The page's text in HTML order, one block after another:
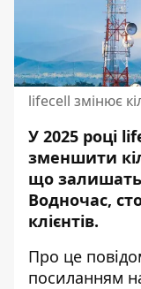
lifecell змінює
У 2025 році
зменшити
що
Водночас,
клієнтів.
Про це
посиланням